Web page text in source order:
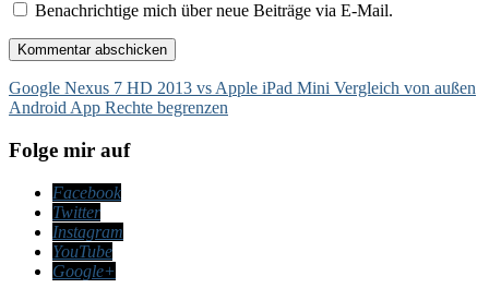
Benachrichtige mich über neue Beiträge via E-Mail.
Beitragsnavigation
Google Nexus 7 HD 2013 vs Apple iPad Mini Vergleich von außen
Android App Rechte begrenzen
Folge mir auf
Facebook
Twitter
Instagram
YouTube
Google+